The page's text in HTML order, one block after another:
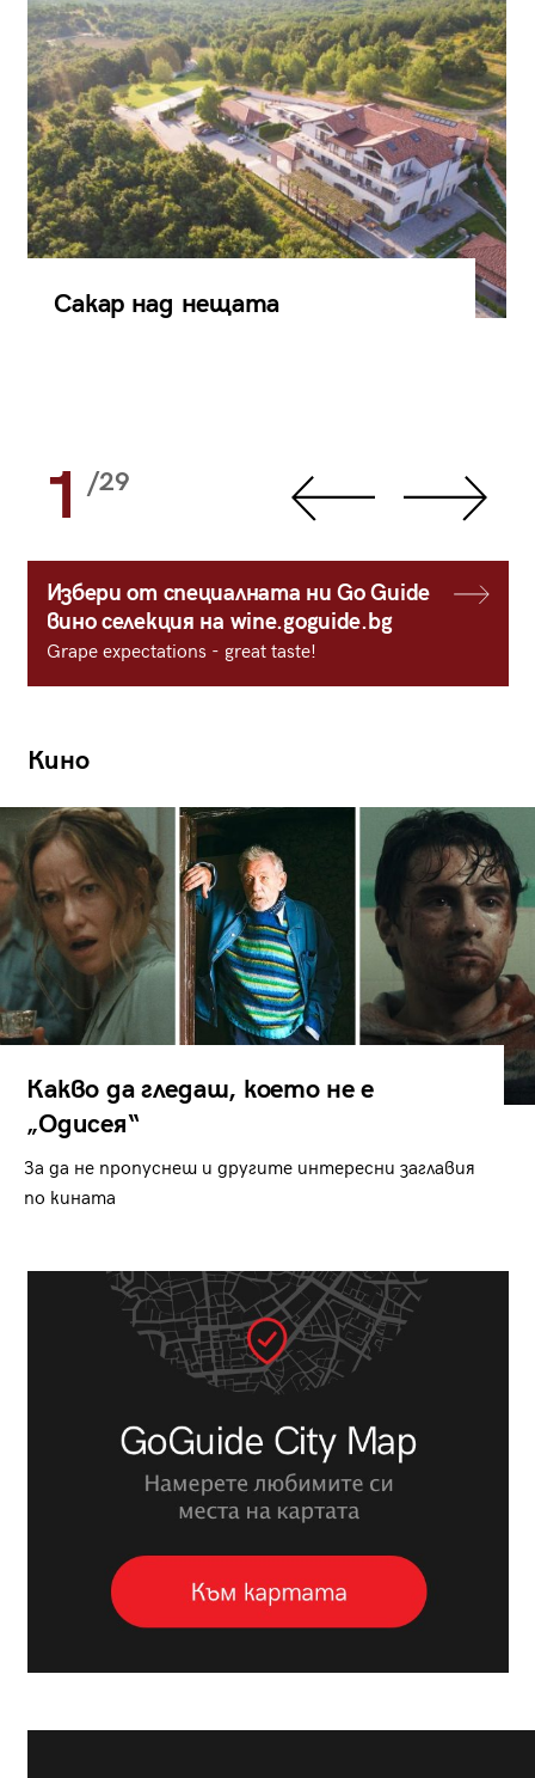
Сакар над нещата
1 /29
Избери от специалната ни Go Guide
вино селекция на wine.goguide.bg
Grape expectations - great taste!
Кино
Какво да гледаш, което не е
„Одисея“
За да не пропуснеш и другите интересни заглавия
по кината